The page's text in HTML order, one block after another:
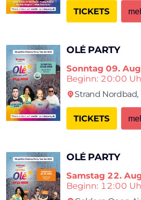
TICKETS
OLÉ PARTY
Sonntag 09.
Beginn: 20:00
Strand Nordbad,
TICKETS
OLÉ PARTY
Samstag 22.
Beginn: 12:00